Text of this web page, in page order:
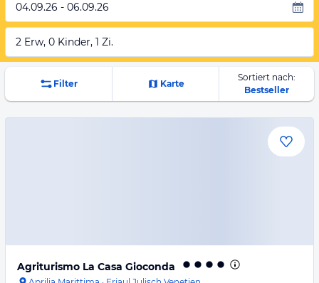
04.09.26 - 06.09.26
2 Erw, 0 Kinder, 1 Zi.
Filter Karte
Sortiert nach:
Bestseller
Agriturismo La Casa Gioconda